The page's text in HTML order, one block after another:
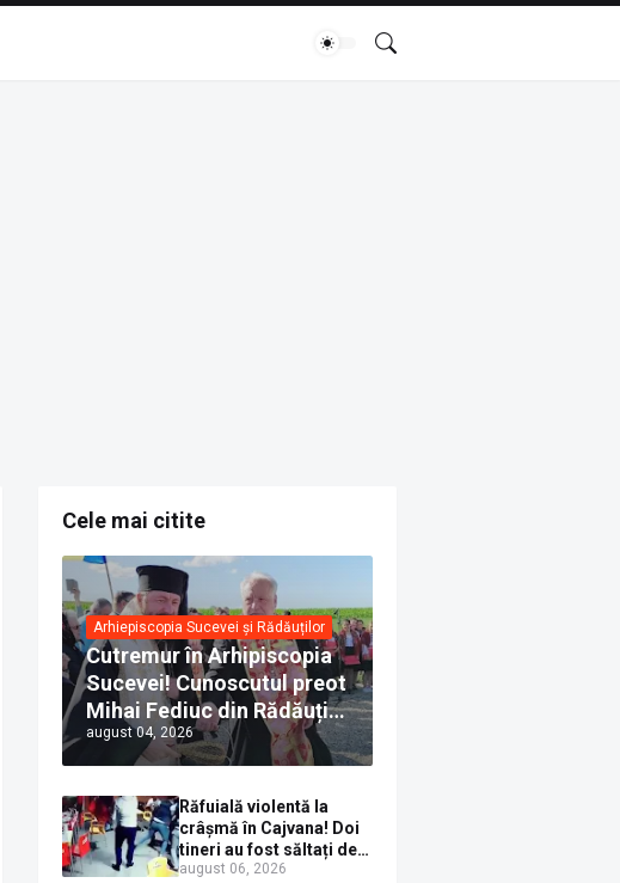
Cele mai citite
Arhiepiscopia Sucevei și Rădăuților
Cutremur în Arhipiscopia
Sucevei! Cunoscutul preot
Mihai Fediuc din Rădăuți a
trecut la Biserica Creștină
Ortodoxă Valahă. ÎPS
Calinic anunță că îi
pregătește judecata
canonică
august 04, 2026
Răfuială violentă la
crâșmă în Cajvana! Doi
tineri au fost săltați de
polițiști după un scandal
august 06, 2026